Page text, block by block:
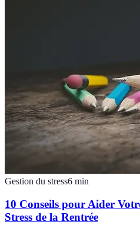
Gestion du stress6 min
10 Conseils pour Aider
Stress de la Rentrée